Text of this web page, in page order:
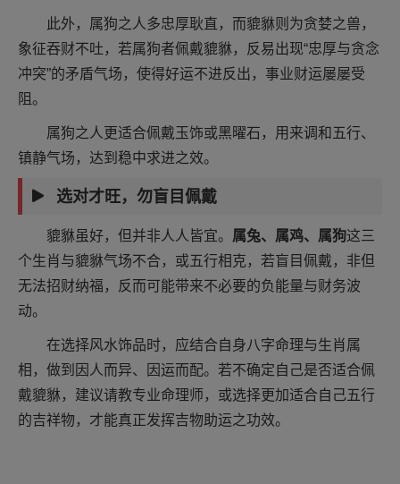
此外，属狗之人多忠厚耿直，而貔貅则为贪婪之兽，
象征吞财不吐，若属狗者佩戴貔貅，反易出现“忠厚与贪念
冲突”的矛盾气场，使得好运不进反出，事业财运屡屡受
阻。
属狗之人更适合佩戴玉饰或黑曜石，用来调和五行、
镇静气场，达到稳中求进之效。
选对才旺，勿盲目佩戴
貔貅虽好，但并非人人皆宜。 属兔、属鸡、属狗这三
个生肖与貔貅气场不合，或五行相克，若盲目佩戴，非但
无法招财纳福，反而可能带来不必要的负能量与财务波
动。
在选择风水饰品时，应结合自身八字命理与生肖属
相，做到因人而异、因运而配。若不确定自己是否适合佩
戴貔貅，建议请教专业命理师，或选择更加适合自己五行
的吉祥物，才能真正发挥吉物助运之功效。